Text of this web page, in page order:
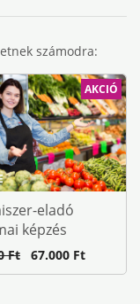
számodra:
AKCIÓ
eladó
képzés
Ft 67.000 Ft